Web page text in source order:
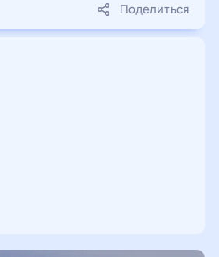
Поделиться